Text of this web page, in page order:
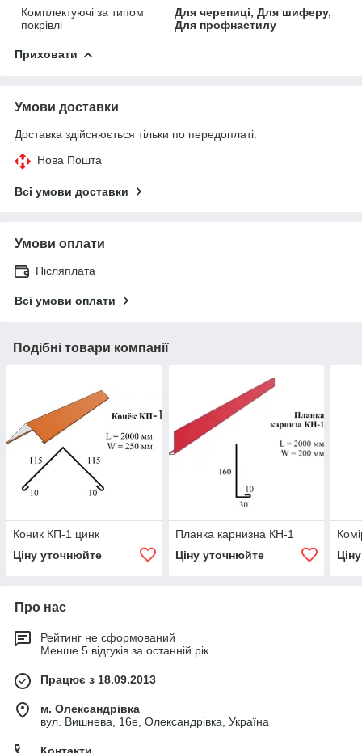
Комплектуючі за типом
покрівлі
Для черепиці, Для шиферу,
Для профнастилу
Приховати
Умови доставки
Доставка здійснюється тільки по передоплаті.
Нова Пошта
Всі умови доставки
Умови оплати
Післяплата
Всі умови оплати
Подібні товари компанії
Коник КП-1 цинк
Ціну уточнюйте
Планка карнизна КН-1
Ціну уточнюйте
Про нас
Рейтинг не сформований
Менше 5 відгуків за останній рік
Працює з 18.09.2013
м. Олександрівка
вул. Вишнева, 16е, Олександрівка, Україна